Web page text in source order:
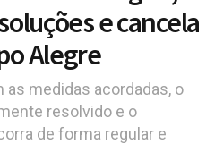
e cancela
Alegre
as medidas acordadas, o
resolvido e o
de forma regular e